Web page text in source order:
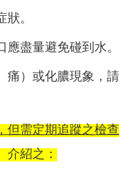
。
盡量避免碰到水。
痛）或化膿現象，請
但需定期追蹤之檢查
介紹之：